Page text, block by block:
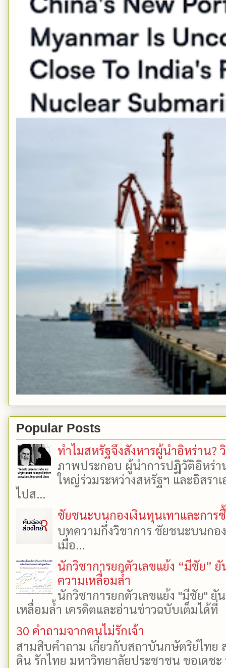
Popular Posts
ทำไมสหรัฐจึงสังหารผู้นำอิหร่าน?
ภาพประกอบ ผู้นำการปฏิวัติอิหร่า
ใหญ่ร่วมระหว่างสหรัฐฯ และอิสรา
ไปส...
ชัยชนะบนกองเงินทุนเทาและการ
บทความกึ่งวิชาการ ชัยชนะบนกอ
เมื่อ...
นักวิชาการยกตัวเลขแย้ง “มีชัย”
ความเหลื่อมล้ำ
นักวิชาการยกตัวเลขแย้ง "มีชัย"
เหลื่อมล้ำ เครดิตและอ่านข่าวฉบับเต็มได้
30 คำถามจากคนไม่รักเจ้า
สามสิบคำถาม เกี่ยวกับสถาบันกษัตริย์ไทย
ดิน รักไทย มหาวิทยาลัยประชาชน ขอเดช